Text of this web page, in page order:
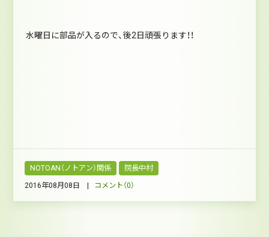
水曜日に部品が入るので、後2日頑張ります！！
NOTOAN（ノトアン）関係 院長中村
2016年08月08日 | コメント（0）